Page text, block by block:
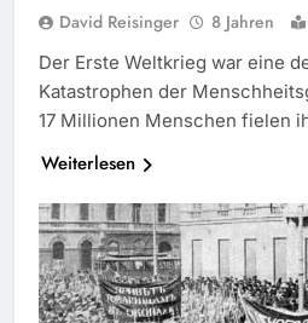
David Reisinger 8 Jahren
Der Erste Weltkrieg war eine
Katastrophen der
17 Millionen Menschen fielen
Weiterlesen